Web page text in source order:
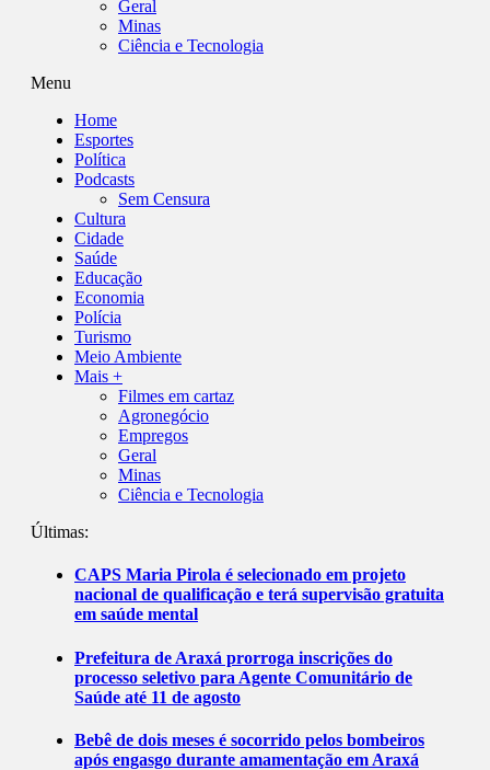
Geral
Minas
Ciência e Tecnologia
Menu
Home
Esportes
Política
Podcasts
Sem Censura
Cultura
Cidade
Saúde
Educação
Economia
Polícia
Turismo
Meio Ambiente
Mais +
Filmes em cartaz
Agronegócio
Empregos
Geral
Minas
Ciência e Tecnologia
Últimas:
CAPS Maria Pirola é selecionado em projeto
nacional de qualificação e terá supervisão gratuita
em saúde mental
Prefeitura de Araxá prorroga inscrições do
processo seletivo para Agente Comunitário de
Saúde até 11 de agosto
Bebê de dois meses é socorrido pelos bombeiros
após engasgo durante amamentação em Araxá